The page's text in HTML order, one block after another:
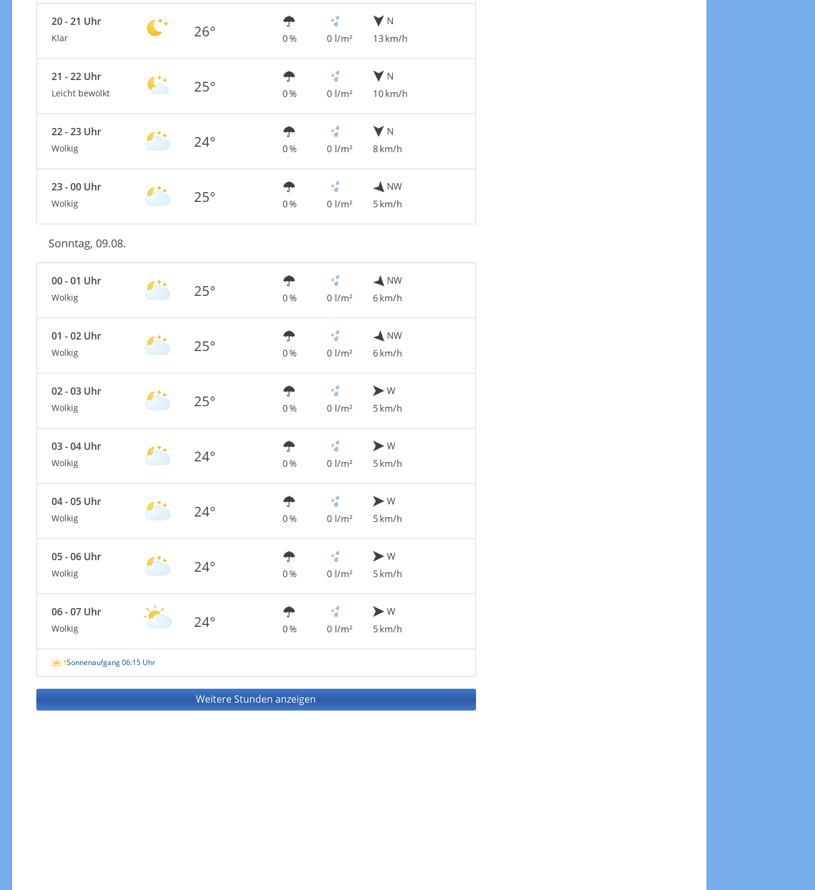
20 - 21 Uhr
Klar 26° 0 % 0 l/m²
N
13 km/h
21 - 22 Uhr
Leicht bewölkt 25° 0 % 0 l/m²
N
10 km/h
22 - 23 Uhr
Wolkig 24° 0 % 0 l/m²
N
8 km/h
23 - 00 Uhr
Wolkig 25° 0 % 0 l/m²
NW
5 km/h
Sonntag, 09.08.
00 - 01 Uhr
Wolkig 25° 0 % 0 l/m²
NW
6 km/h
01 - 02 Uhr
Wolkig 25° 0 % 0 l/m²
NW
6 km/h
02 - 03 Uhr
Wolkig 25° 0 % 0 l/m²
W
5 km/h
03 - 04 Uhr
Wolkig 24° 0 % 0 l/m²
W
5 km/h
04 - 05 Uhr
Wolkig 24° 0 % 0 l/m²
W
5 km/h
05 - 06 Uhr
Wolkig 24° 0 % 0 l/m²
W
5 km/h
06 - 07 Uhr
Wolkig 24° 0 % 0 l/m²
W
5 km/h
Sonnenaufgang 06:15 Uhr
Weitere Stunden anzeigen